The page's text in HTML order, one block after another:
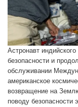
Астронавт
безопасности и
обслуживании
американское
возвращение на
поводу безопасности